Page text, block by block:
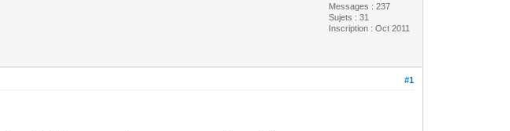
Messages : 237
Sujets : 31
Inscription : Oct 2011
#1